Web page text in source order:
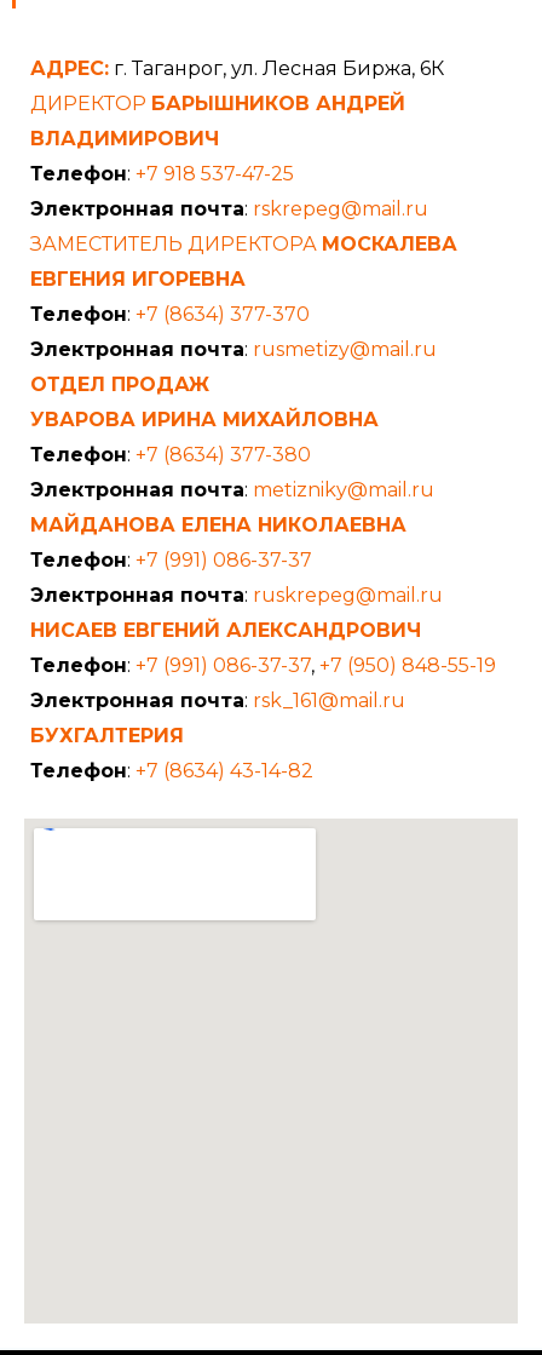
АДРЕС: г. Таганрог, ул. Лесная Биржа, 6К
ДИРЕКТОР БАРЫШНИКОВ АНДРЕЙ
ВЛАДИМИРОВИЧ
Телефон: +7 918 537-47-25
Электронная почта: rskrepeg@mail.ru
ЗАМЕСТИТЕЛЬ ДИРЕКТОРА МОСКАЛЕВА
ЕВГЕНИЯ ИГОРЕВНА
Телефон: +7 (8634) 377-370
Электронная почта: rusmetizy@mail.ru
ОТДЕЛ ПРОДАЖ
УВАРОВА ИРИНА МИХАЙЛОВНА
Телефон: +7 (8634) 377-380
Электронная почта: metizniky@mail.ru
МАЙДАНОВА ЕЛЕНА НИКОЛАЕВНА
Телефон: +7 (991) 086-37-37
Электронная почта: ruskrepeg@mail.ru
НИСАЕВ ЕВГЕНИЙ АЛЕКСАНДРОВИЧ
Телефон: +7 (991) 086-37-37, +7 (950) 848-55-19
Электронная почта: rsk_161@mail.ru
БУХГАЛТЕРИЯ
Телефон: +7 (8634) 43-14-82